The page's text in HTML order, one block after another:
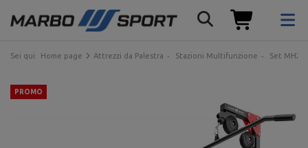
Sei qui: Home page Attrezzi da Palestra Stazioni Multifunzione Set MH25
PROMO